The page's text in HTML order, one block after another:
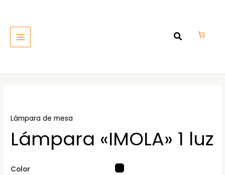
contenido
MENU
Lámpara de mesa
Lámpara «IMOLA» 1 luz
Color